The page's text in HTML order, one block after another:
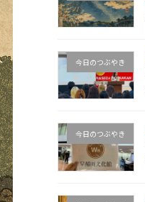
今日のつぶやき
今日のつぶやき